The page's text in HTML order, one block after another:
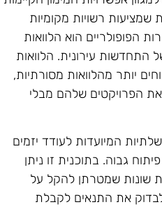
רשויות מקומיות
הפופולריים הוא הלוואות
התחדשות עירונית. הלוואות
יותר מהלוואות מסורתיות,
הפרויקטים שלהם מבלי
המיועדות לעודד יזמים
גבוה. בתוכנית זו ניתן
שונות שמטרתן להקל על
את התנאים לקבלת